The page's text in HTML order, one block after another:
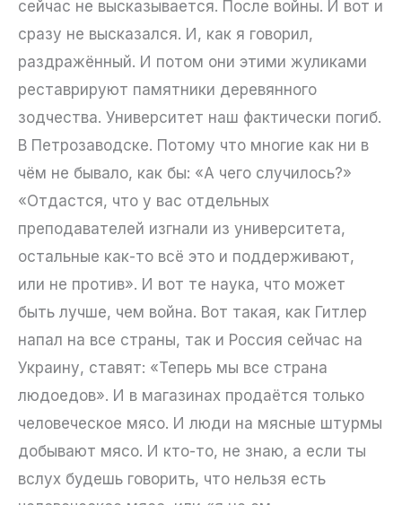
сейчас не высказывается. После войны. И вот и
сразу не высказался. И, как я говорил,
раздражённый. И потом они этими жуликами
реставрируют памятники деревянного
зодчества. Университет наш фактически погиб.
В Петрозаводске. Потому что многие как ни в
чём не бывало, как бы: «А чего случилось?»
«Отдастся, что у вас отдельных
преподавателей изгнали из университета,
остальные как-то всё это и поддерживают,
или не против». И вот те наука, что может
быть лучше, чем война. Вот такая, как Гитлер
напал на все страны, так и Россия сейчас на
Украину, ставят: «Теперь мы все страна
людоедов». И в магазинах продаётся только
человеческое мясо. И люди на мясные штурмы
добывают мясо. И кто-то, не знаю, а если ты
вслух будешь говорить, что нельзя есть